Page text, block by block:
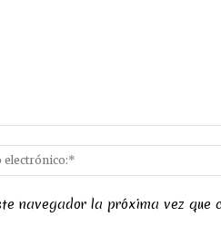
navegador la próxima vez que